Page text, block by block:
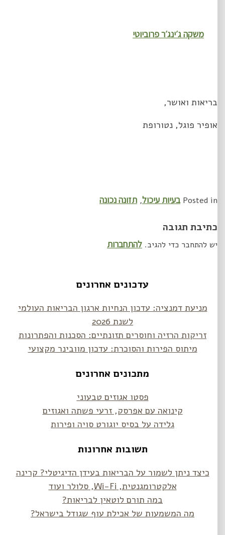
משקה ג׳ינג׳ר פרוביוטי
בריאות ואושר,
אופיר פוגל, נטורופת
Posted in בעיות עיכול,תזונה נכונה
כתיבת תגובה
יש להתחבר כדי להגיב.להתחברות
עדכונים אחרונים
מניעת דמנציה: עדכון הנחיות ארגון הבריאות העולמי
לשנת 2026
זריקות הרזיה וחוסרים תזונתיים: הסכנות והפתרונות
מיתוס הפירות והסוכרת: עדכון מוובינר מקצועי
מתכונים אחרונים
פסטו אגוזים טבעוני
קינואה עם אפרסק, זרעי פשתה ואגוזים
גלידה על בסיס יוגורט סויה ופירות
תשובות אחרונות
כיצד ניתן לשמור על הבריאות בעידן הדיגיטלי? קרינה
אלקטרומגנטית, Wi-Fi, סלולר ועוד
במה תורם לוטאין לבריאות?
מה המשמעות של אכילת עוף שגודל בישראל?